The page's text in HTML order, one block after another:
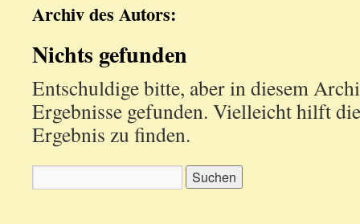
Archiv des Autors:
Nichts gefunden
Entschuldige bitte, aber in diesem
Ergebnisse gefunden. Vielleicht hilft
Ergebnis zu finden.